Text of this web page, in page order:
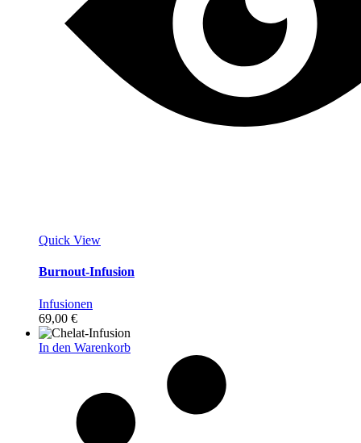
Quick View
Burnout-Infusion
Infusionen
69,00 €
In den Warenkorb